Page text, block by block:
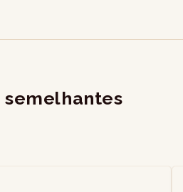
semelhantes